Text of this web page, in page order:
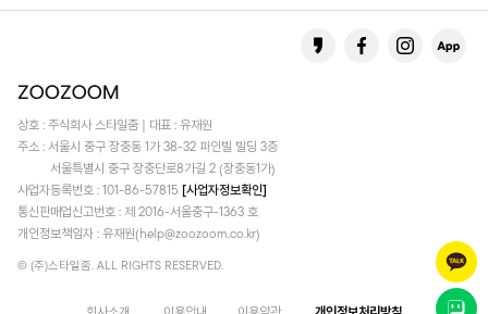
상호 : 주식회사 스타일줌 | 대표 : 유재원
주소 : 서울시 중구 장충동 1가 38-32 파인빌 빌딩 3층
서울특별시 중구 장충단로8가길 2 (장충동1가)
사업자등록번호 : 101-86-57815 [사업자정보확인]
통신판매업신고번호 : 제 2016-서울중구-1363 호
개인정보책임자 : 유재원(help@zoozoom.co.kr)
© (주)스타일줌. ALL RIGHTS RESERVED.